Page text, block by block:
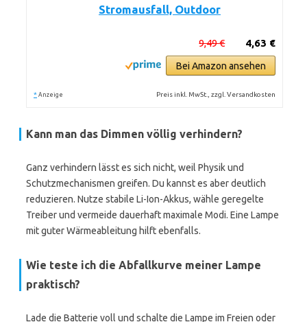
Stromausfall, Outdoor
4,63 €
9,49 €
Bei Amazon ansehen
* Anzeige Preis inkl. MwSt., zzgl. Versandkosten
Kann man das Dimmen völlig verhindern?
Ganz verhindern lässt es sich nicht, weil Physik und
Schutzmechanismen greifen. Du kannst es aber deutlich
reduzieren. Nutze stabile Li-Ion-Akkus, wähle geregelte
Treiber und vermeide dauerhaft maximale Modi. Eine Lampe
mit guter Wärmeableitung hilft ebenfalls.
Wie teste ich die Abfallkurve meiner Lampe
praktisch?
Lade die Batterie voll und schalte die Lampe im Freien oder